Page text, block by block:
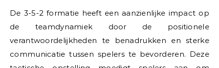
De 3-5-2 formatie heeft een aanzienlijke impact op
de teamdynamiek door de positionele
verantwoordelijkheden te benadrukken en sterke
communicatie tussen spelers te bevorderen. Deze